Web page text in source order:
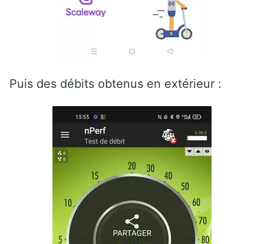
Puis des débits obtenus en extérieur :